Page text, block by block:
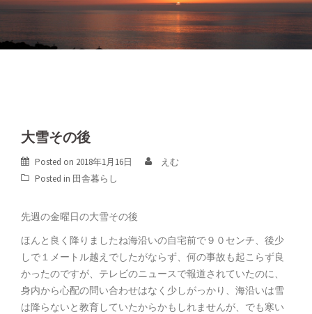
大雪その後
Posted on 2018年1月16日
えむ
Posted in 田舎暮らし
先週の金曜日の大雪その後
ほんと良く降りましたね海沿いの自宅前で９０センチ、後少
しで１メートル越えでしたがならず、何の事故も起こらず良
かったのですが、テレビのニュースで報道されていたのに、
身内から心配の問い合わせはなく少しがっかり、海沿いは雪
は降らないと教育していたからかもしれませんが、でも寒い